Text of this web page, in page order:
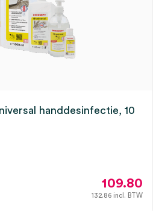
handdesinfectie, 10
109.80
132.86 incl. BTW